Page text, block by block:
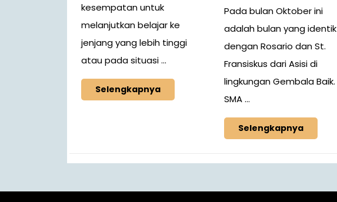
kesempatan untuk
melanjutkan belajar ke
jenjang yang lebih tinggi
atau pada situasi ...
Selengkapnya
Pada bulan Oktober ini
adalah bulan yang identik
dengan Rosario dan St.
Fransiskus dari Asisi di
lingkungan Gembala Baik.
SMA ...
Selengkapnya